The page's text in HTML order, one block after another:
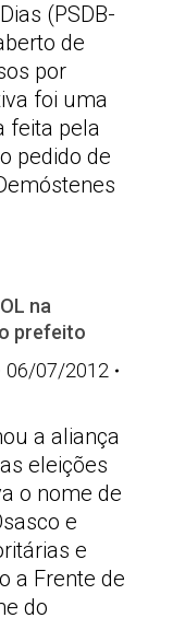
(PSDB-
de
por
foi uma
feita pela
pedido de
na
prefeito
06/07/2012
a aliança
eleições
o nome de
e
e
a Frente de
do